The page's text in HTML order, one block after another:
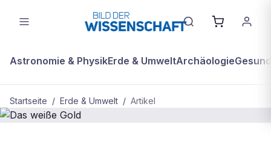
Astronomie & PhysikErde & UmweltArchäologie
Startseite / Erde & Umwelt / Artikel